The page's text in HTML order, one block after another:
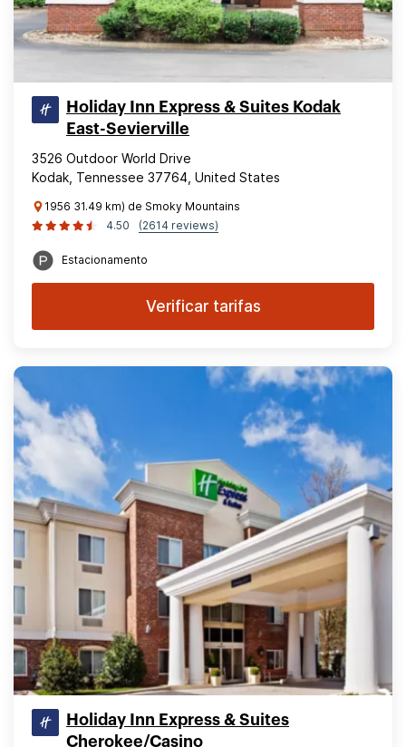
Holiday Inn Express & Suites Kodak
East-Sevierville
3526 Outdoor World Drive
Kodak, Tennessee 37764, United States
1956 31.49 km) de Smoky Mountains
4.50
(2614 reviews)
Estacionamento
Verificar tarifas
Holiday Inn Express & Suites
Cherokee/Casino